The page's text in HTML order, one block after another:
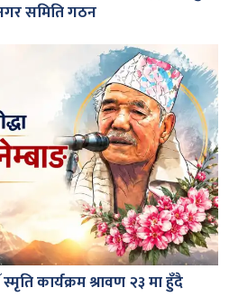
समिति गठन
कार्यक्रम श्रावण २३ मा हुँदै